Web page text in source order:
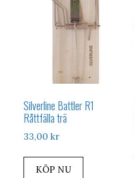
Silverline Battler R1
Råttfälla trä
33,00 kr
KÖP NU